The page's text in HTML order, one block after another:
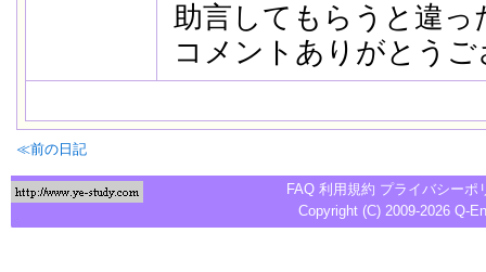
助言してもらうと違っ
コメントありがとう
≪前の日記
FAQ 利用規約 プライバシーポ
Copyright (C) 2009-2026 Q-